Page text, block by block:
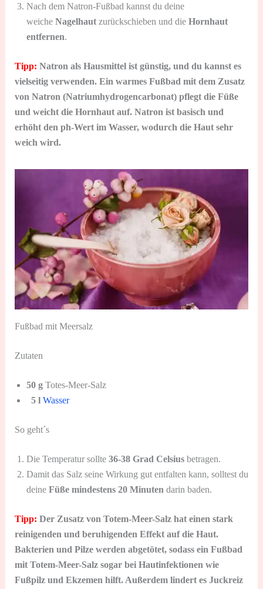
Nach dem Natron-Fußbad kannst du deine
weiche Nagelhautzurückschieben und die Hornhaut
entfernen.
Tipp: Natron als Hausmittel ist günstig, und du kannst es
vielseitig verwenden. Ein warmes Fußbad mit dem Zusatz
von Natron (Natriumhydrogencarbonat) pflegt die Füße
und weicht die Hornhaut auf. Natron ist basisch und
erhöht den ph-Wert im Wasser, wodurch die Haut sehr
weich wird.
Fußbad mit Meersalz
Zutaten
50 gTotes-Meer-Salz
5 l Wasser
So geht´s
Die Temperatur sollte 36-38 Grad Celsiusbetragen.
Damit das Salz seine Wirkung gut entfalten kann, solltest du
deine Füße mindestens 20 Minuten darin baden.
Tipp: Der Zusatz von Totem-Meer-Salz hat einen stark
reinigenden und beruhigenden Effekt auf die Haut.
Bakterien und Pilze werden abgetötet, sodass ein Fußbad
mit Totem-Meer-Salz sogar bei Hautinfektionen wie
Fußpilz und Ekzemen hilft. Außerdem lindert es Juckreiz